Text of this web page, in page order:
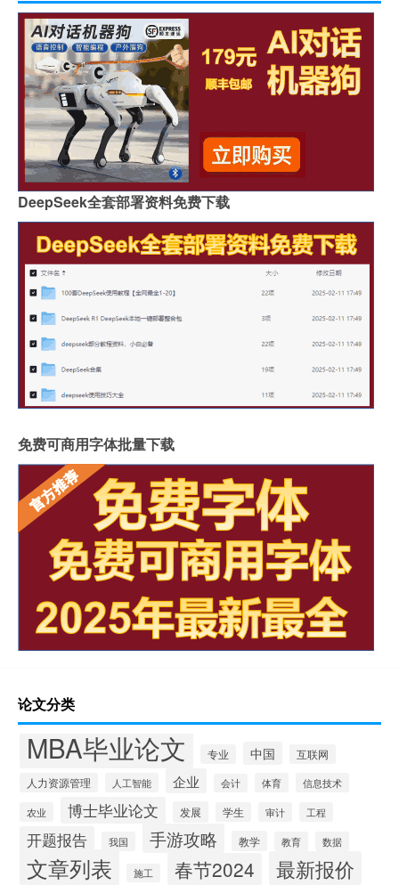
DeepSeek全套部署资料免费下载
免费可商用字体批量下载
论文分类
MBA毕业论文 专业 中国
互联网
人力资源管理
人工智能 企业 会计 体育 信息技术
农业 博士毕业论文 发展 学生 审计 工程
开题报告 我国 手游攻略 教学 教育 数据
文章列表 施工 春节2024 最新报价